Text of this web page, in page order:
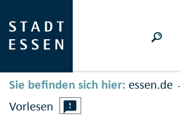
Sie befinden sich hier: essen.de
Vorlesen